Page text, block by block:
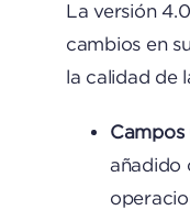
La versión
cambios en
la calidad de
añadido